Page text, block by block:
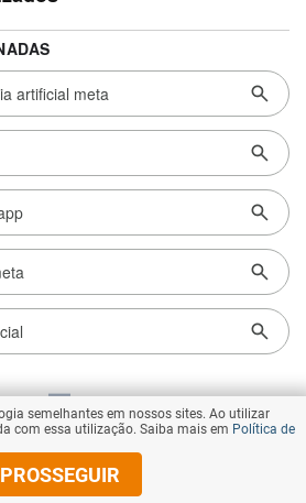
AO TOPO
Associados
semelhantes em nossos sites. Ao utilizar
com essa utilização. Saiba mais em Política de
PROSSEGUIR